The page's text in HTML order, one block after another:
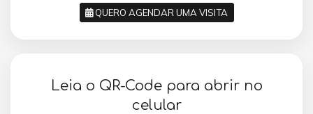
QUERO AGENDAR UMA VISITA
VOLTAR
Leia o QR-Code para abrir no
celular